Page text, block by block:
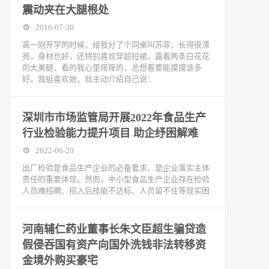
震动夹在大腿根处
2016-07-30
高一刚开学的时候，给我分了个同桌叫苏菲，长得很漂
亮，身材也好，还特别喜欢穿超短裙，露着两条白花花
的大美腿，看的我心里痒痒的，总想着要能摸摸该多
好。我挺喜欢她，就主动介绍自己说：
深圳市市场监管局开展2022年食品生产
行业检验能力提升项目 助企纾困解难
2022-06-20
出厂检验是食品生产企业的必备要求，是企业落实主体
责任的重要体现。然而，中小型食品生产企业存在检验
人员难招聘、招入后技能不达标、人员留不住等现实困
河南辅仁药业董事长朱文臣超生骗贷造
假侵吞国有资产向国外洗钱非法转移资
金境外购买豪宅